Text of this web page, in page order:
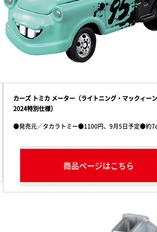
カーズ トミカ メーター（ライトニング・マックィー
2024特別仕様）
●発売元／タカラトミー●1100円、9月5日予定●約
商品ページはこちら